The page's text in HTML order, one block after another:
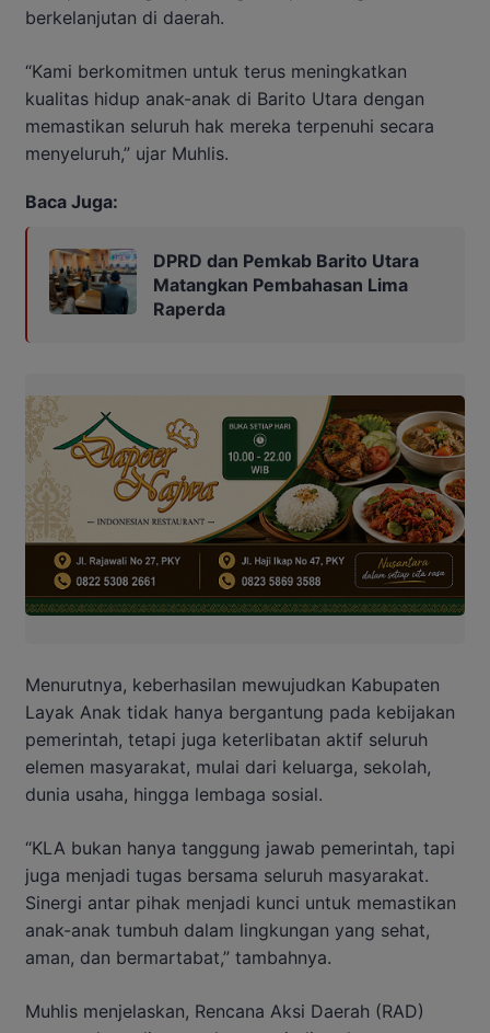
berkelanjutan di daerah.
“Kami berkomitmen untuk terus meningkatkan
kualitas hidup anak-anak di Barito Utara dengan
memastikan seluruh hak mereka terpenuhi secara
menyeluruh,” ujar Muhlis.
Baca Juga:
DPRD dan Pemkab Barito Utara
Matangkan Pembahasan Lima
Raperda
Menurutnya, keberhasilan mewujudkan Kabupaten
Layak Anak tidak hanya bergantung pada kebijakan
pemerintah, tetapi juga keterlibatan aktif seluruh
elemen masyarakat, mulai dari keluarga, sekolah,
dunia usaha, hingga lembaga sosial.
“KLA bukan hanya tanggung jawab pemerintah, tapi
juga menjadi tugas bersama seluruh masyarakat.
Sinergi antar pihak menjadi kunci untuk memastikan
anak-anak tumbuh dalam lingkungan yang sehat,
aman, dan bermartabat,” tambahnya.
Muhlis menjelaskan, Rencana Aksi Daerah (RAD)